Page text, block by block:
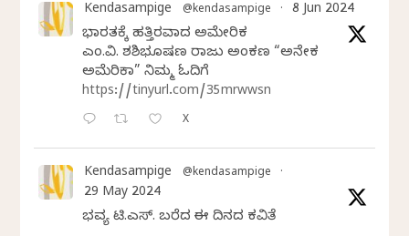
Kendasampige @kendasampige · 8 Jun 2024
ಭಾರತಕ್ಕೆ ಹತ್ತಿರವಾದ ಅಮೇರಿಕ
ಎಂ.ವಿ. ಶಶಿಭೂಷಣ ರಾಜು ಅಂಕಣ “ಅನೇಕ
ಅಮೆರಿಕಾ” ನಿಮ್ಮ ಓದಿಗೆ
https://tinyurl.com/35mrwwsn
X
Kendasampige @kendasampige ·
29 May 2024
ಭವ್ಯ ಟಿ.ಎಸ್. ಬರೆದ ಈ ದಿನದ ಕವಿತೆ